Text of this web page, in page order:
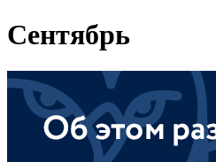
Сентябрь